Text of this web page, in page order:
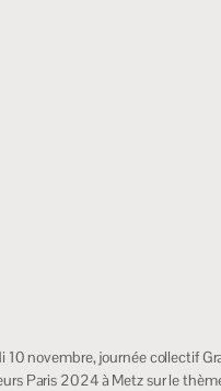
10 novembre, journée collectif
Paris 2024 à Metz sur le